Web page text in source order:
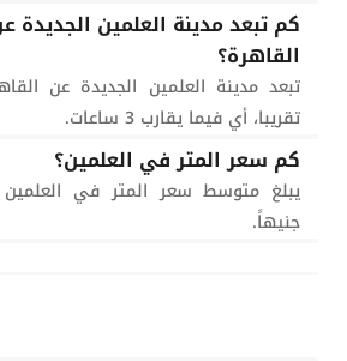
كم تبعد مدينة العلمين الجديدة
القاهرة؟
تقريبا، أي فيما يقارب 3 ساعات.
كم سعر المتر في العلمين؟
جنيهاً.